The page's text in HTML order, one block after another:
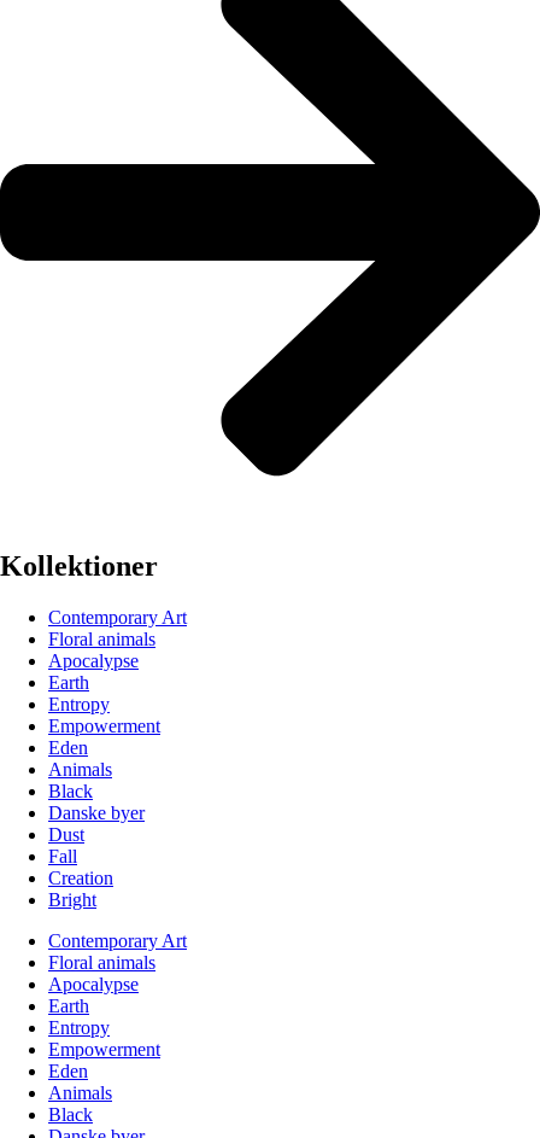
Kollektioner
Contemporary Art
Floral animals
Apocalypse
Earth
Entropy
Empowerment
Eden
Animals
Black
Danske byer
Dust
Fall
Creation
Bright
Contemporary Art
Floral animals
Apocalypse
Earth
Entropy
Empowerment
Eden
Animals
Black